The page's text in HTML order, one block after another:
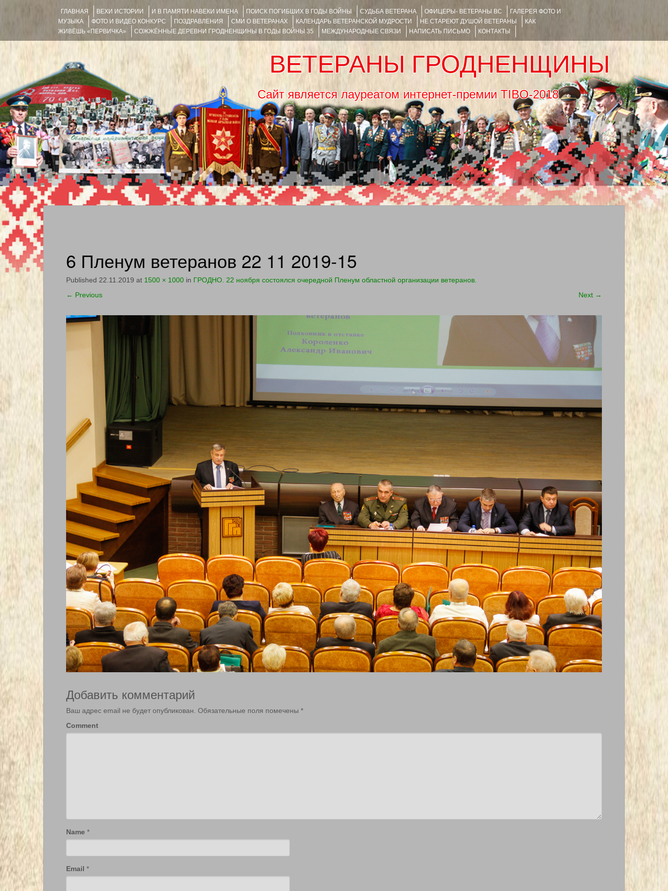
ГЛАВНАЯ ВЕХИ ИСТОРИИ И В ПАМЯТИ НАВЕКИ ИМЕНА ПОИСК ПОГИБШИХ В ГОДЫ ВОЙНЫ СУДЬБА ВЕТЕРАНА ОФИЦЕРЫ- ВЕТЕРАНЫ ВС
ГАЛЕРЕЯ ФОТО И
МУЗЫКА
ФОТО И ВИДЕО КОНКУРС ПОЗДРАВЛЕНИЯ СМИ О ВЕТЕРАНАХ КАЛЕНДАРЬ ВЕТЕРАНСКОЙ МУДРОСТИ НЕ СТАРЕЮТ ДУШОЙ ВЕТЕРАНЫ
КАК
ЖИВЁШЬ «ПЕРВИЧКА»
СОЖЖЁННЫЕ ДЕРЕВНИ ГРОДНЕНЩИНЫ В ГОДЫ ВОЙНЫ 35 МЕЖДУНАРОДНЫЕ СВЯЗИ НАПИСАТЬ ПИСЬМО КОНТАКТЫ
ВЕТЕРАНЫ ГРОДНЕНЩИНЫ
Сайт является лауреатом интернет-премии TIBO-2018
Menu
SKIP TO CONTENT
6 Пленум ветеранов 22 11 2019-15
Published 22.11.2019 at 1500 × 1000 in ГРОДНО. 22 ноября состоялся очередной Пленум областной организации ветеранов.
← Previous Next →
Добавить комментарий
Ваш адрес email не будет опубликован. Обязательные поля помечены *
Comment
Name *
Email *